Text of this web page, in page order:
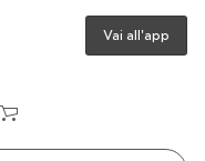
Vai all'app